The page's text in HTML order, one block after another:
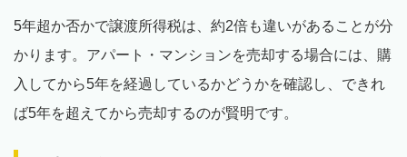
5年超か否かで譲渡所得税は、約2倍も違いがあることが分
かります。アパート・マンションを売却する場合には、購
入してから5年を経過しているかどうかを確認し、できれ
ば5年を超えてから売却するのが賢明です。